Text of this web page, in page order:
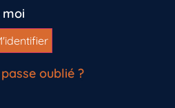
moi
oublié ?